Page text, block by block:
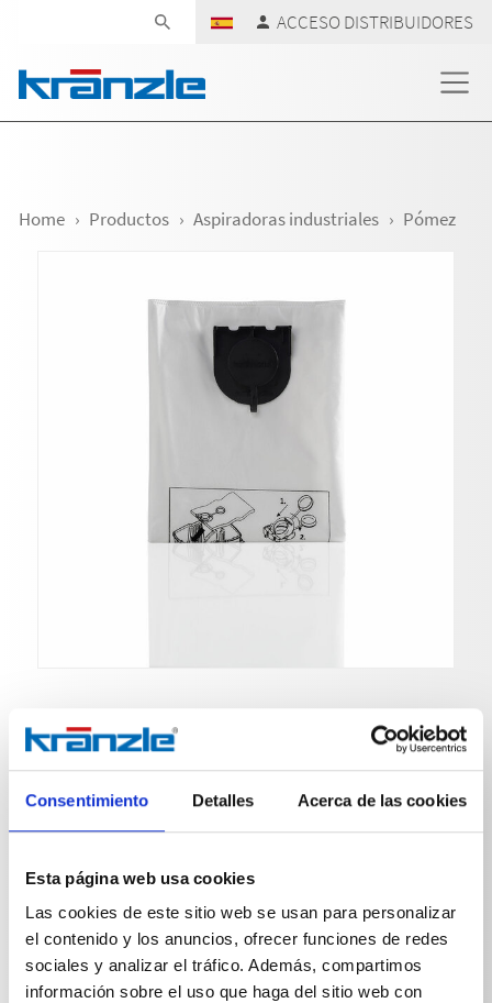
Consentimiento Detalles Acerca de las cookies
Esta página web usa cookies
Las cookies de este sitio web se usan para personalizar
el contenido y los anuncios, ofrecer funciones de redes
sociales y analizar el tráfico. Además, compartimos
información sobre el uso que haga del sitio web con
ACCESO DISTRIBUIDORES
Home Productos Aspiradoras industriales Pómez
Pómez
Nº de art. 454511
Bolsa filtrante Ventos 32 (5 unidades)
Bolsa filtrante de vellón resistente al desgarro para la
aspiración en seco
Capacidad de llenado: 30 litros